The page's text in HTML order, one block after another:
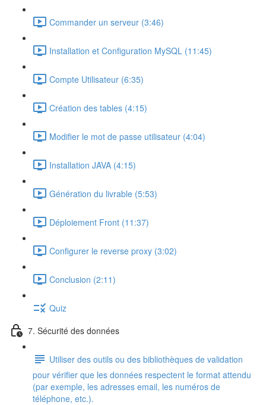
Commander un serveur (3:46)
Installation et Configuration MySQL (11:45)
Compte Utilisateur (6:35)
Création des tables (4:15)
Modifier le mot de passe utilisateur (4:04)
Installation JAVA (4:15)
Génération du livrable (5:53)
Déploiement Front (11:37)
Configurer le reverse proxy (3:02)
Conclusion (2:11)
Quiz
7. Sécurité des données
Utiliser des outils ou des bibliothèques de validation
pour vérifier que les données respectent le format attendu
(par exemple, les adresses email, les numéros de
téléphone, etc.).